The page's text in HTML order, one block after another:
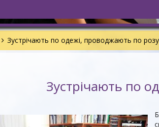
Зустрічають по одежі, проводжають по
Зустрічають по